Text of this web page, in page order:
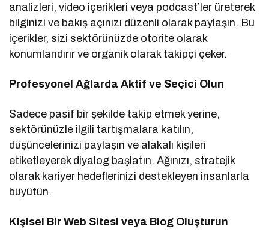
analizleri, video içerikleri veya podcast’ler üreterek
bilginizi ve bakış açınızı düzenli olarak paylaşın. Bu
içerikler, sizi sektörünüzde otorite olarak
konumlandırır ve organik olarak takipçi çeker.
Profesyonel Ağlarda Aktif ve Seçici Olun
Sadece pasif bir şekilde takip etmek yerine,
sektörünüzle ilgili tartışmalara katılın,
düşüncelerinizi paylaşın ve alakalı kişileri
etiketleyerek diyalog başlatın. Ağınızı, stratejik
olarak kariyer hedeflerinizi destekleyen insanlarla
büyütün.
Kişisel Bir Web Sitesi veya Blog Oluşturun